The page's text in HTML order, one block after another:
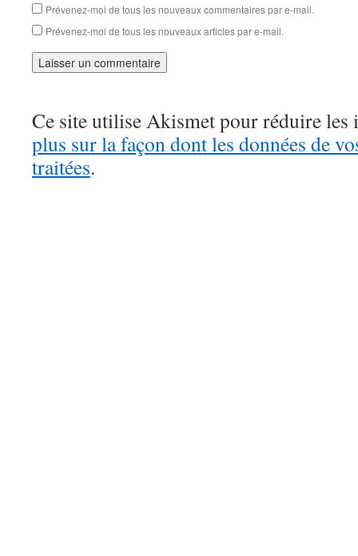
Prévenez-moi de tous les nouveaux commentaires par e-mail.
Prévenez-moi de tous les nouveaux articles par e-mail.
Ce site utilise Akismet pour réduire les
plus sur la façon dont les données de
traitées.